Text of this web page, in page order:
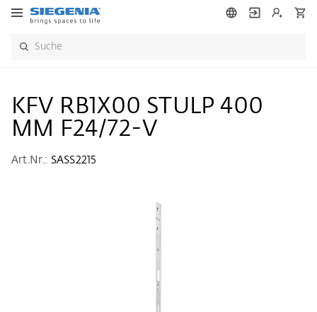
KFV RB1X00 STULP 400
MM F24/72-V
Art.Nr.: SASS2215